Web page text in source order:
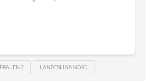
FRAUEN 2 LANDESLIGA NORD